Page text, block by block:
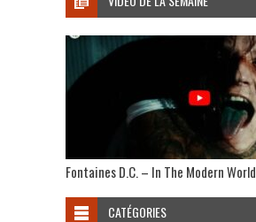
Fontaines D.C. – In The Modern World
CATÉGORIES